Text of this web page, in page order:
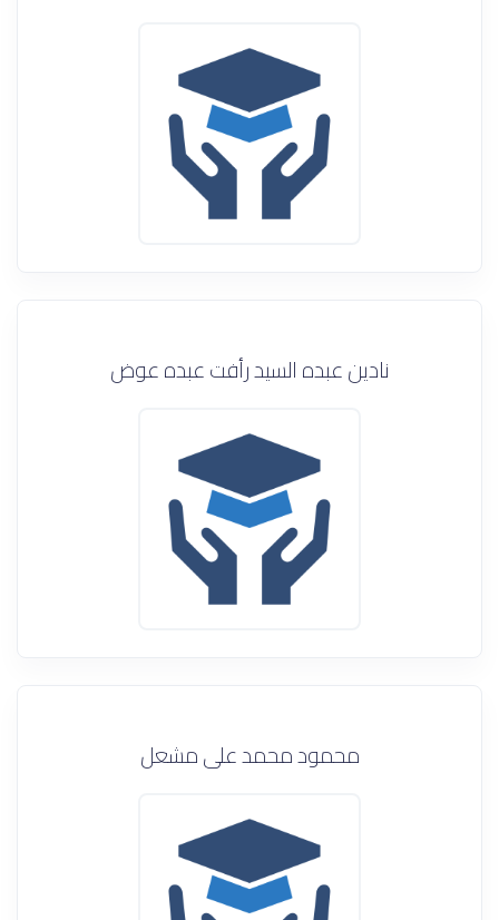
نادين عبده السيد رأفت عبده عوض
محمود محمد على مشعل